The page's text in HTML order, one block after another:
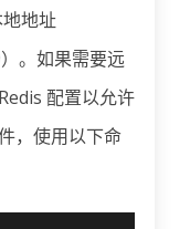
地址
。如果需要远
配置以允许
，使用以下命